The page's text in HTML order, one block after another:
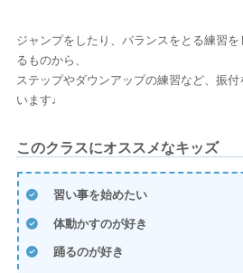
ジャンプをしたり、バランスをとる練習
るものから、
ステップやダウンアップの練習など、振
います♩
このクラスにオススメなキッズ
習い事を始めたい
体動かすのが好き
踊るのが好き